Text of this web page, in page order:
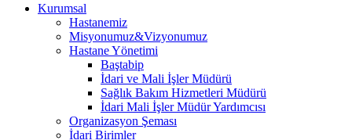
Kurumsal
Hastanemiz
Misyonumuz&Vizyonumuz
Hastane Yönetimi
Baştabip
İdari ve Mali İşler Müdürü
Sağlık Bakım Hizmetleri Müdürü
İdari Mali İşler Müdür Yardımcısı
Organizasyon Şeması
İdari Birimler